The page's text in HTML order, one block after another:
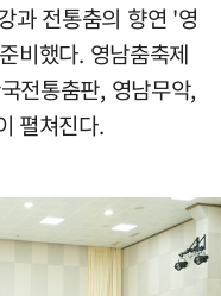
과 전통춤의 향연 '영
비했다. 영남춤축제
전통춤판, 영남무악,
펼쳐진다.